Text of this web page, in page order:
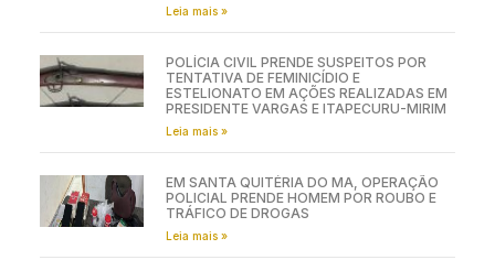
Leia mais »
POLÍCIA CIVIL PRENDE SUSPEITOS POR
TENTATIVA DE FEMINICÍDIO E
ESTELIONATO EM AÇÕES REALIZADAS EM
PRESIDENTE VARGAS E ITAPECURU-MIRIM
Leia mais »
EM SANTA QUITÉRIA DO MA, OPERAÇÃO
POLICIAL PRENDE HOMEM POR ROUBO E
TRÁFICO DE DROGAS
Leia mais »